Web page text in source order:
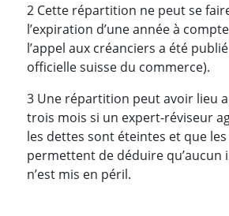
2 Cette répartition ne peut se
l’expiration d’une année à
l’appel aux créanciers a été
officielle suisse du commerce).
3 Une répartition peut avoir lieu
trois mois si un expert-réviseur
les dettes sont éteintes et que
permettent de déduire qu’aucun
n’est mis en péril.